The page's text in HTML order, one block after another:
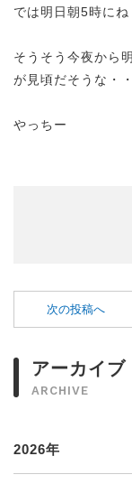
では明日朝5時にね
そうそう今夜から
が見頃だそうな・・
やっちー
次の投稿へ
アーカイブ
ARCHIVE
2026年